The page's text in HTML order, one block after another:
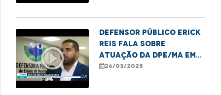
play_circle_outline
Defensor público Erick
Reis fala sobre
atuação da DPE/MA em
casos de áreas de risco
26/03/2025